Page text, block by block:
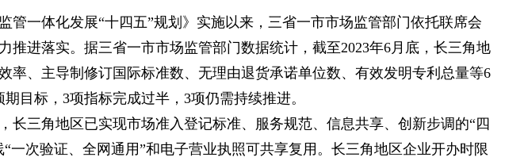
管一体化发展“十四五”规划》实施以来，三省一市市场监管部门依托联席会
推进落实。据三省一市市场监管部门数据统计，截至2023年6月底，长三角地
率、主导制修订国际标准数、无理由退货承诺单位数、有效发明专利总量等6
目标，3项指标完成过半，3项仍需持续推进。
长三角地区已实现市场准入登记标准、服务规范、信息共享、创新步调的“四
一次验证、全网通用”和电子营业执照可共享复用。长三角地区企业开办时限